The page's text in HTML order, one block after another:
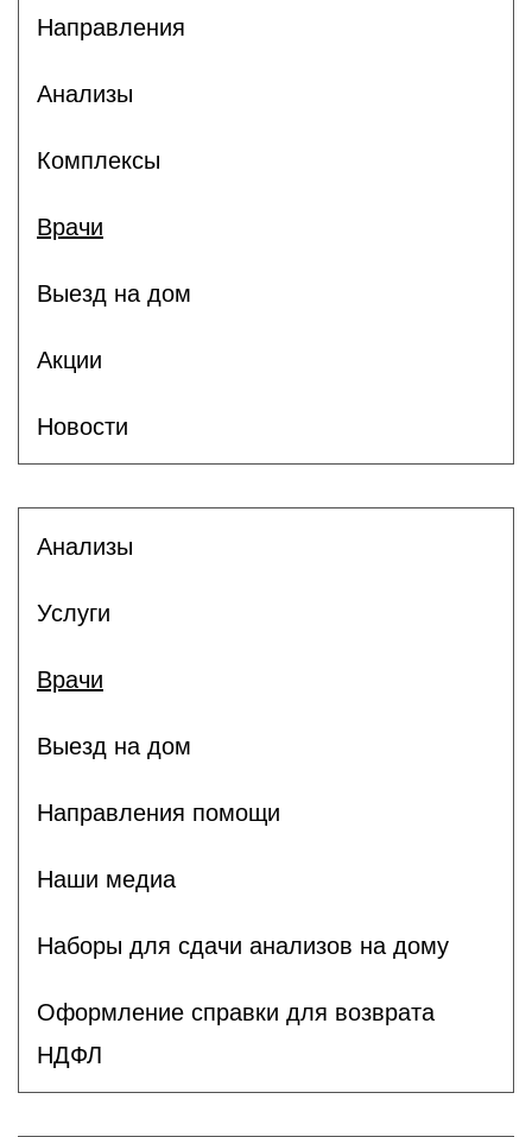
Направления
Анализы
Комплексы
Врачи
Выезд на дом
Акции
Новости
Анализы
Услуги
Врачи
Выезд на дом
Направления помощи
Наши медиа
Наборы для сдачи анализов на дому
Оформление справки для возврата
НДФЛ